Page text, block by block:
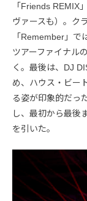
「Friends REMIX
ヴァースも）。ク
「Remember」で
ツアーファイナル
く。最後は、DJ
め、ハウス・ビー
る姿が印象的だっ
し、最初から最後
を引いた。